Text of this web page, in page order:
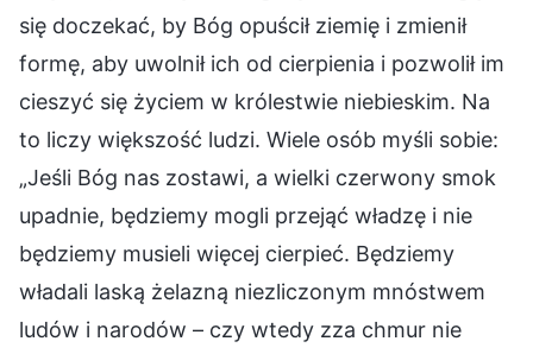
się doczekać, by Bóg opuścił ziemię i zmienił
formę, aby uwolnił ich od cierpienia i pozwolił im
cieszyć się życiem w królestwie niebieskim. Na
to liczy większość ludzi. Wiele osób myśli sobie:
„Jeśli Bóg nas zostawi, a wielki czerwony smok
upadnie, będziemy mogli przejąć władzę i nie
będziemy musieli więcej cierpieć. Będziemy
władali laską żelazną niezliczonym mnóstwem
ludów i narodów – czy wtedy zza chmur nie